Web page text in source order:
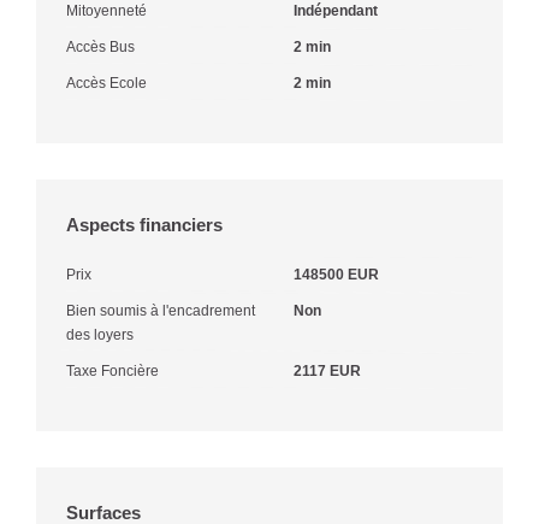
Mitoyenneté Indépendant
Accès Bus 2 min
Accès Ecole 2 min
Aspects financiers
Prix 148500 EUR
Bien soumis à l'encadrement
des loyers
Non
Taxe Foncière 2117 EUR
Surfaces